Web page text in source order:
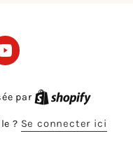
YouTube
par
? Se connecter ici